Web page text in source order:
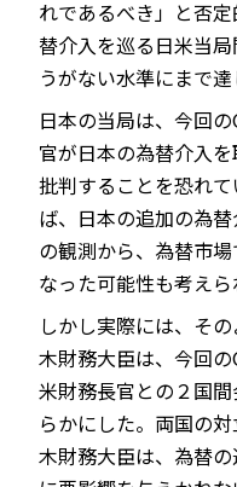
れであるべき」と否
替介入を巡る日米当
うがない水準にまで達
日本の当局は、今回
官が日本の為替介入
批判することを恐れ
ば、日本の追加の為
の観測から、為替市
なった可能性も考えら
しかし実際には、そ
木財務大臣は、今回
米財務長官との２国
らかにした。両国の
木財務大臣は、為替